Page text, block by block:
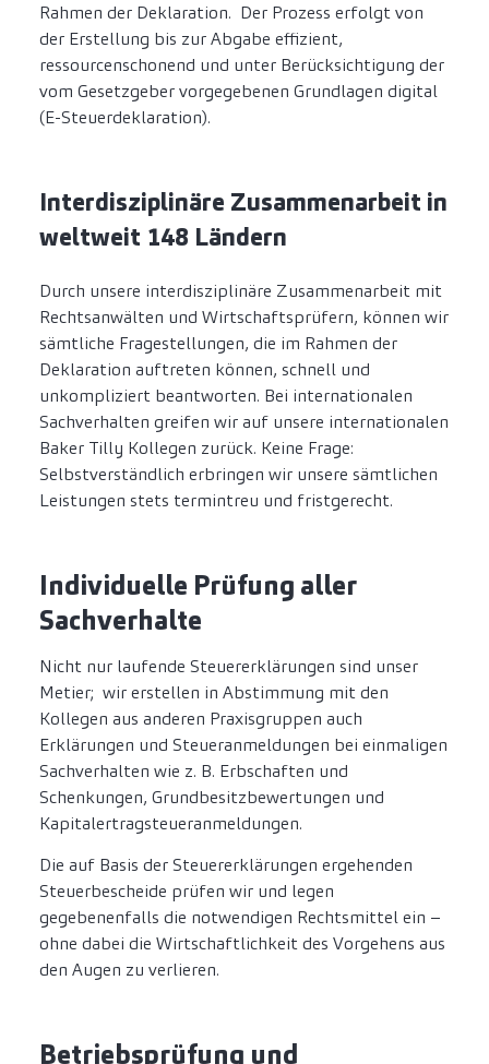
Rahmen der Deklaration. Der Prozess erfolgt von
der Erstellung bis zur Abgabe effizient,
ressourcenschonend und unter Berücksichtigung der
vom Gesetzgeber vorgegebenen Grundlagen digital
(E-Steuerdeklaration).
Interdisziplinäre Zusammenarbeit in
weltweit 148 Ländern
Durch unsere interdisziplinäre Zusammenarbeit mit
Rechtsanwälten und Wirtschaftsprüfern, können wir
sämtliche Fragestellungen, die im Rahmen der
Deklaration auftreten können, schnell und
unkompliziert beantworten. Bei internationalen
Sachverhalten greifen wir auf unsere internationalen
Baker Tilly Kollegen zurück. Keine Frage:
Selbstverständlich erbringen wir unsere sämtlichen
Leistungen stets termintreu und fristgerecht.
Individuelle Prüfung aller
Sachverhalte
Nicht nur laufende Steuererklärungen sind unser
Metier; wir erstellen in Abstimmung mit den
Kollegen aus anderen Praxisgruppen auch
Erklärungen und Steueranmeldungen bei einmaligen
Sachverhalten wie z. B. Erbschaften und
Schenkungen, Grundbesitzbewertungen und
Kapitalertragsteueranmeldungen.
Die auf Basis der Steuererklärungen ergehenden
Steuerbescheide prüfen wir und legen
gegebenenfalls die notwendigen Rechtsmittel ein –
ohne dabei die Wirtschaftlichkeit des Vorgehens aus
den Augen zu verlieren.
Betriebsprüfung und